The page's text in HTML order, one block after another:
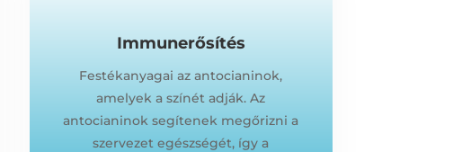
Immunerősítés
Festékanyagai az antocianinok,
amelyek a színét adják. Az
antocianinok segítenek megőrizni a
szervezet egészségét, így a